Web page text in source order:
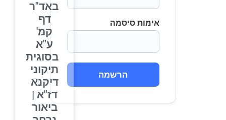
אימות סיסמה
הרשמה
באד"ר
דף
קמ'
ע"א
בסוגית
תיקוני
דיקנא
דז"א |
ביאור